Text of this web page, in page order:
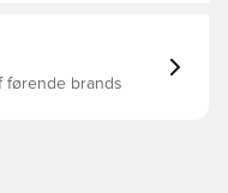
førende brands